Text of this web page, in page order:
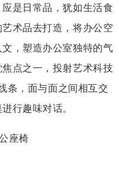
是日常品，犹如生活食
术品去打造，将办公空
，塑造办公室独特的气
点之一，投射艺术科技
条，面与面之间相互交
行趣味对话。